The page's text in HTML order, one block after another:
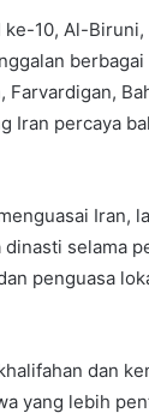
10, Al-Biruni,
Farvardigan,
Iran percaya
Iran,
selama
penguasa
dan
yang lebih